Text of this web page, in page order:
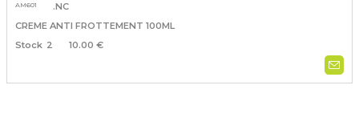
AM601
.NC
CREME ANTI FROTTEMENT 100ML
2
10.00 €